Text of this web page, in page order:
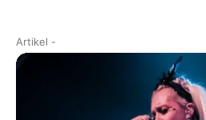
Artikel -